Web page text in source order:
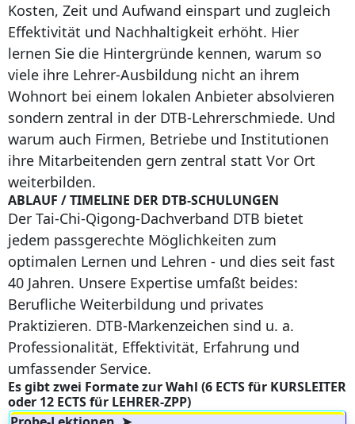
Kosten, Zeit und Aufwand einspart und zugleich
Effektivität und Nachhaltigkeit erhöht. Hier
lernen Sie die Hintergründe kennen, warum so
viele ihre Lehrer-Ausbildung nicht an ihrem
Wohnort bei einem lokalen Anbieter absolvieren
sondern zentral in der DTB-Lehrerschmiede. Und
warum auch Firmen, Betriebe und Institutionen
ihre Mitarbeitenden gern zentral statt Vor Ort
weiterbilden.
ABLAUF / TIMELINE DER DTB-SCHULUNGEN
Der Tai-Chi-Qigong-Dachverband DTB bietet
jedem passgerechte Möglichkeiten zum
optimalen Lernen und Lehren - und dies seit fast
40 Jahren. Unsere Expertise umfaßt beides:
Berufliche Weiterbildung und privates
Praktizieren. DTB-Markenzeichen sind u. a.
Professionalität, Effektivität, Erfahrung und
umfassender Service.
Es gibt zwei Formate zur Wahl (6 ECTS für KURSLEITER
oder 12 ECTS für LEHRER-ZPP)